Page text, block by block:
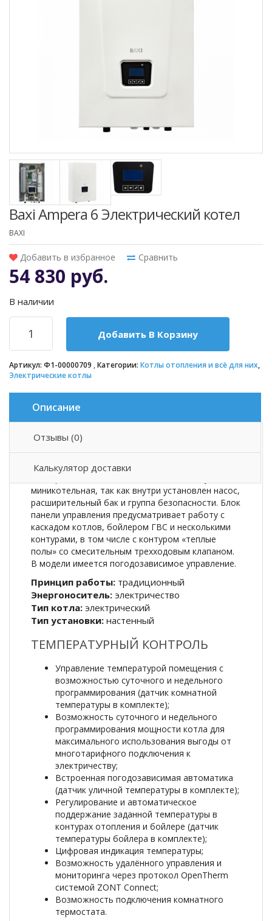
Baxi Ampera 6 Электрический котел
BAXI
Добавить в избранное Сравнить
54 830 руб.
В наличии
Добавить В Корзину
Артикул: Ф1-00000709 Категории: Котлы отопления и всё для них,
Электрические котлы
Описание
Отзывы (0)
Калькулятор доставки
Описание товара
миникотельная, так как внутри установлен насос,
расширительный бак и группа безопасности. Блок
панели управления предусматривает работу с
каскадом котлов, бойлером ГВС и несколькими
контурами, в том числе с контуром «теплые
полы» со смесительным трехходовым клапаном.
В модели имеется погодозависимое управление.
Принцип работы: традиционный
Энергоноситель: электричество
Тип котла: электрический
Тип установки: настенный
ТЕМПЕРАТУРНЫЙ КОНТРОЛЬ
Управление температурой помещения с
возможностью суточного и недельного
программирования (датчик комнатной
температуры в комплекте);
Возможность суточного и недельного
программирования мощности котла для
максимального использования выгоды от
многотарифного подключения к
электричеству;
Встроенная погодозависимая автоматика
(датчик уличной температуры в комплекте);
Регулирование и автоматическое
поддержание заданной температуры в
контурах отопления и бойлере (датчик
температуры бойлера в комплекте);
Цифровая индикация температуры;
Возможность удалённого управления и
мониторинга через протокол OpenTherm
системой ZONT Connect;
Возможность подключения комнатного
термостата.